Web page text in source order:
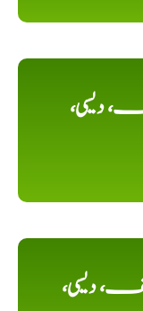
دیسی،
دیسی،